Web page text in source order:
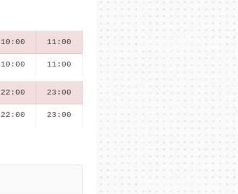
10:00 11:00
10:00 11:00
22:00 23:00
22:00 23:00